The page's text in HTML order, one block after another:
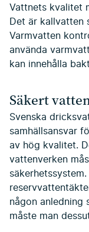
Vattnets kvalitet
Det är kallvatten
Varmvatten
använda
kan innehålla
Säkert vatten
Svenska
samhällsansvar
av hög kvalitet.
vattenverken
någon anledning
måste man